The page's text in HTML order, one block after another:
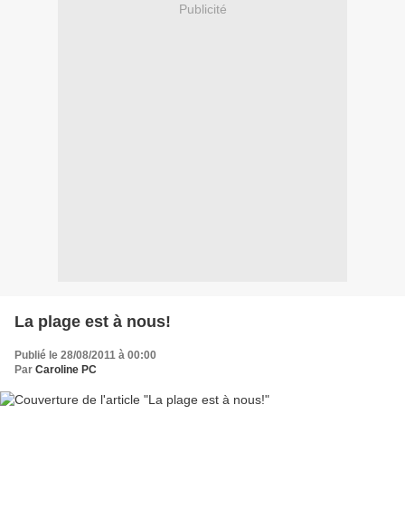
Publicité
La plage est à nous!
Publié le 28/08/2011 à 00:00
Par Caroline PC